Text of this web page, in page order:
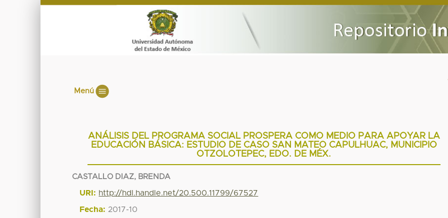
Menú
ANÁLISIS DEL PROGRAMA SOCIAL PROSPERA COMO MEDIO PARA APOYAR LA
EDUCACIÓN BÁSICA: ESTUDIO DE CASO SAN MATEO CAPULHUAC, MUNICIPIO
OTZOLOTEPEC, EDO. DE MÉX.
CASTALLO DIAZ, BRENDA
URI: http://hdl.handle.net/20.500.11799/67527
Fecha: 2017-10